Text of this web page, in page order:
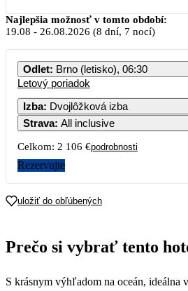
Najlepšia možnosť v tomto období:
19.08 - 26.08.2026 (8 dní, 7 nocí)
Odlet: Brno (letisko), 06:30
Letový poriadok
Izba: Dvojlôžková izba
Strava: All inclusive
Celkom: 2 106 €podrobnosti
Rezervujte
uložiť do obľúbených
Prečo si vybrať tento
S krásnym výhľadom na oceán,